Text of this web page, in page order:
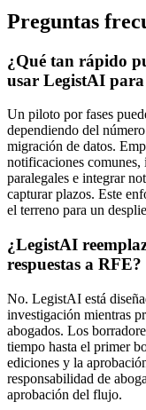
Preguntas
¿Qué tan rápido
usar LegistAI
Un piloto por fases
dependiendo del
migración de datos.
notificaciones
paralegales e integrar
capturar plazos. Este
el terreno para un
¿LegistAI
respuestas a RFE?
No. LegistAI está
investigación mientras
abogados. Los
tiempo hasta el primer
ediciones y la
responsabilidad de
aprobación del flujo.